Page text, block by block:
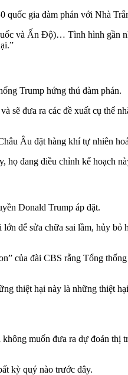
quốc gia đàm phán với Nhà
và Ấn Độ)… Tình hình gần
Trump hứng thú đàm phán.
đưa ra các đề xuất cụ thể
Âu đặt hàng khí tự nhiên
đang điều chỉnh kế hoạch
Donald Trump áp đặt.
để sửa chữa sai lầm, hủy bỏ
của đài CBS rằng Tổng
thiệt hại này là những thiệt
muốn đưa ra dự đoán
kỳ quý nào trước đây.